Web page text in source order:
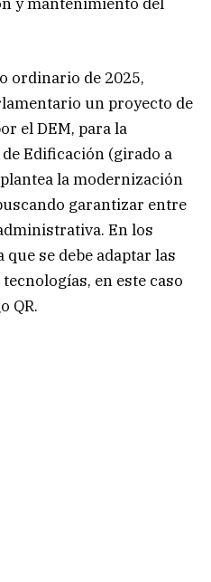
ordinario de 2025,
un proyecto de
el DEM, para la
Edificación (girado a
la modernización
garantizar entre
En los
se debe adaptar las
en este caso
QR.